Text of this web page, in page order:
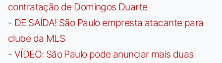
contratação de Domingos Duarte
- DE SAÍDA! São Paulo empresta atacante para
clube da MLS
- VÍDEO: São Paulo pode anunciar mais duas